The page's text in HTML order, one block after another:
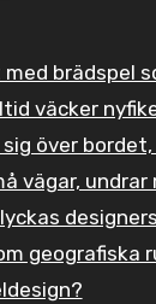
väcker
över
vägar,
geografiska